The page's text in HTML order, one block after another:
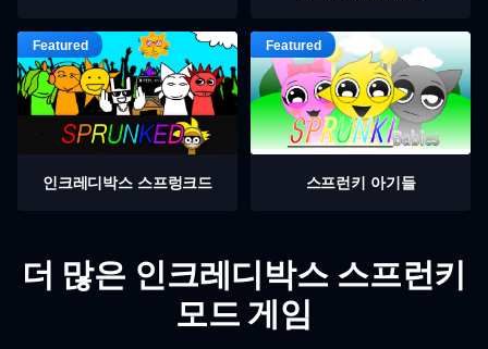
인크레디박스 스프렁크드 스프런키 아기들
더 많은 인크레디박스 스프런키
모드 게임